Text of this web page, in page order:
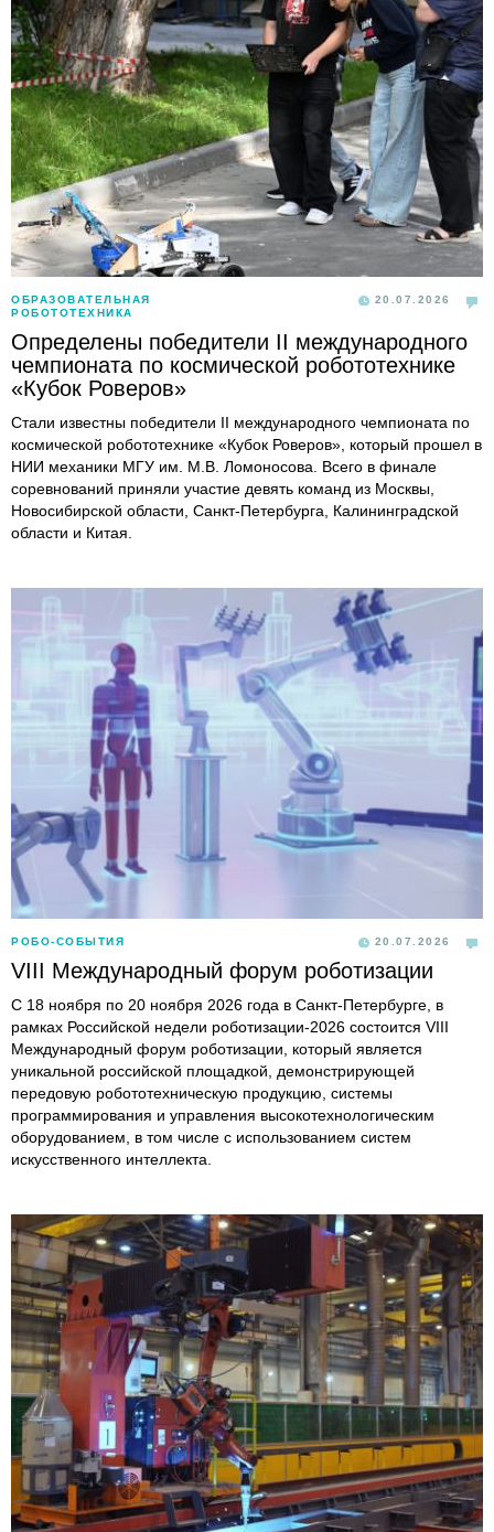
ОБРАЗОВАТЕЛЬНАЯ
РОБОТОТЕХНИКА
20.07.2026
Определены победители II международного
чемпионата по космической робототехнике
«Кубок Роверов»
Стали известны победители II международного чемпионата по
космической робототехнике «Кубок Роверов», который прошел в
НИИ механики МГУ им. М.В. Ломоносова. Всего в финале
соревнований приняли участие девять команд из Москвы,
Новосибирской области, Санкт-Петербурга, Калининградской
области и Китая.
РОБО-СОБЫТИЯ 20.07.2026
VIII Международный форум роботизации
С 18 ноября по 20 ноября 2026 года в Санкт-Петербурге, в
рамках Российской недели роботизации-2026 состоится VIII
Международный форум роботизации, который является
уникальной российской площадкой, демонстрирующей
передовую робототехническую продукцию, системы
программирования и управления высокотехнологическим
оборудованием, в том числе с использованием систем
искусственного интеллекта.